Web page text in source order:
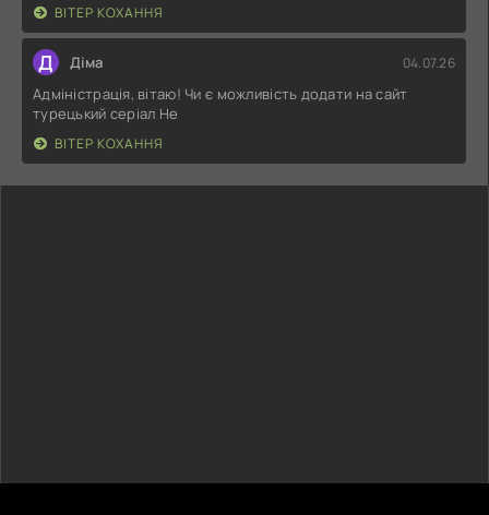
ВІТЕР КОХАННЯ
Д Діма 04.07.26
Адміністрація, вітаю! Чи є можливість додати на сайт
турецький серіал Не
ВІТЕР КОХАННЯ